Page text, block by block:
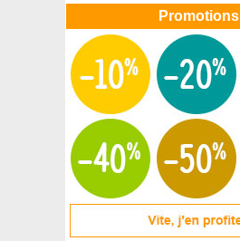
Promotions
Gaulthérie couchée, Thé des bois
Gaulthérie mucronée à baies rouges
Gaulthérie mucronée baies blanches
Gaulthérie mucronée baies roses
Gaura blanc de Lindheimer
Gaura rose de Lindheimer
Gaura rouge de Lindheimer
Gazon des Mascareignes, Zoysia
Gazon d'Espagne à fleurs blanches
Gazon d'Espagne à fleurs roses
Genêt à balais
Genêt à balais 'Boskoop Ruby'
Genêt à balais 'Burkwoodii'